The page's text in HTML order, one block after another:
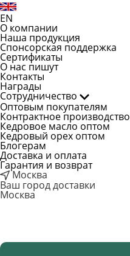
EN
О компании
Наша продукция
Спонсорская поддержка
Сертификаты
О нас пишут
Контакты
Награды
Сотрудничество
Оптовым покупателям
Контрактное производство
Кедровое масло оптом
Кедровый орех оптом
Блогерам
Доставка и оплата
Гарантия и возврат
Москва
Ваш город доставки
Москва